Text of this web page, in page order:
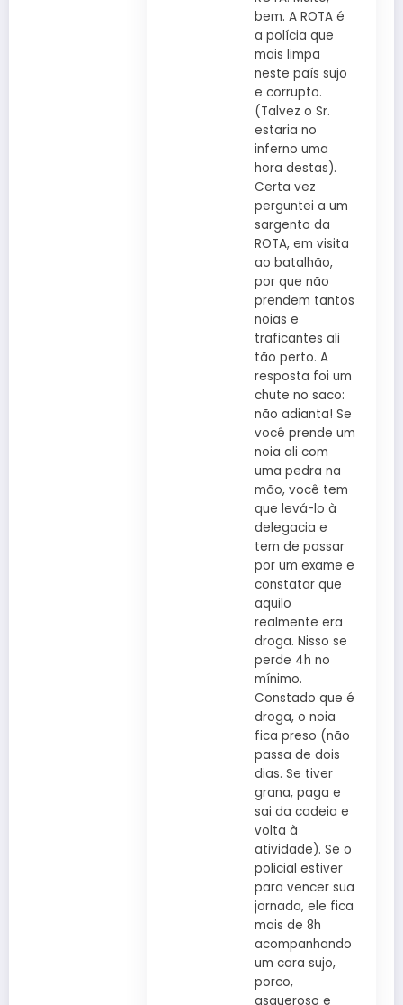
bem. A ROTA é
a polícia que
mais limpa
neste país sujo
e corrupto.
(Talvez o Sr.
estaria no
inferno uma
hora destas).
Certa vez
perguntei a um
sargento da
ROTA, em visita
ao batalhão,
por que não
prendem tantos
noias e
traficantes ali
tão perto. A
resposta foi um
chute no saco:
não adianta! Se
você prende um
noia ali com
uma pedra na
mão, você tem
que levá-lo à
delegacia e
tem de passar
por um exame e
constatar que
aquilo
realmente era
droga. Nisso se
perde 4h no
mínimo.
Constado que é
droga, o noia
fica preso (não
passa de dois
dias. Se tiver
grana, paga e
sai da cadeia e
volta à
atividade). Se o
policial estiver
para vencer sua
jornada, ele fica
mais de 8h
acompanhando
um cara sujo,
porco,
asqueroso e